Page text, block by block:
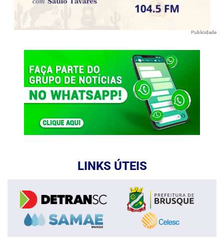
Publicidade
LINKS ÚTEIS